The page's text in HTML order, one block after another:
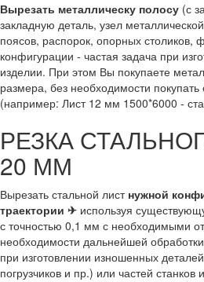
Вырезать металлическу полосу (с
закладную деталь, узел
поясов, распорок, опорных столиков,
конфигурации - частая задача при
изделии. При этом Вы покупаете
размера, без необходимости покупать
(например: Лист 12 мм 1500*6000 -
РЕЗКА
20 ММ
Вырезать стальной лист нужной
траектории ✈ используя
с точностью 0,1 мм с необходимыми
необходимости дальнейшей
при изготовлении изношенных
погрузчиков и пр.) или частей станков